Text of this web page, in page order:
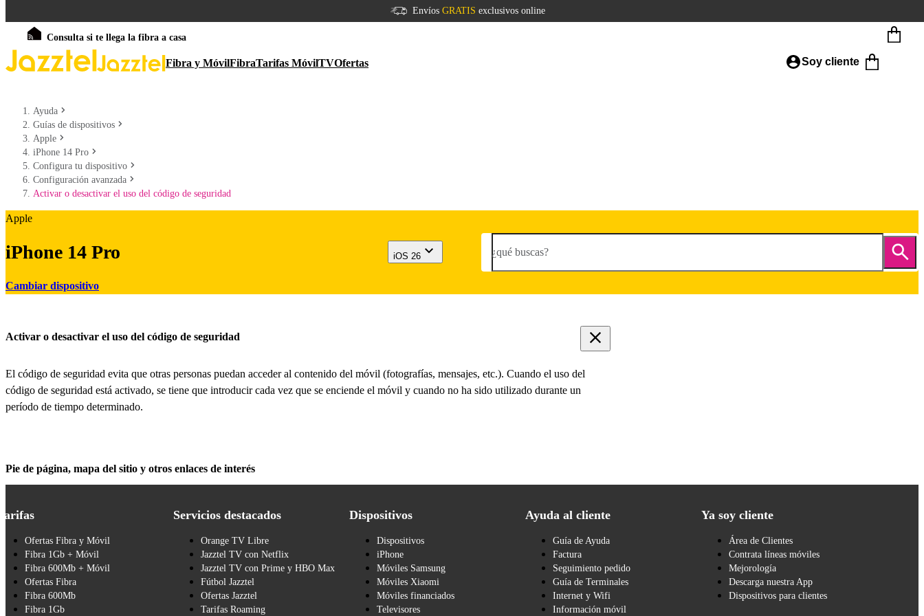
Envíos GRATIS exclusivos online
Consulta si te llega la fibra a casa
Fibra y MóvilFibraTarifas MóvilTVOfertas Soy cliente
Ayuda
Guías de dispositivos
Apple
iPhone 14 Pro
Configura tu dispositivo
Configuración avanzada
Activar o desactivar el uso del código de seguridad
Apple
iPhone 14 Pro
Cambiar dispositivo
iOS 26 ¿qué buscas?
Activar o desactivar el uso del código de seguridad
El código de seguridad evita que otras personas puedan acceder al contenido del móvil (fotografías, mensajes, etc.). Cuando el uso del
código de seguridad está activado, se tiene que introducir cada vez que se enciende el móvil y cuando no ha sido utilizado durante un
período de tiempo determinado.
Pie de página, mapa del sitio y otros enlaces de interés
Ofertas Fibra y Móvil
Fibra 1Gb + Móvil
Fibra 600Mb + Móvil
Ofertas Fibra
Fibra 600Mb
Fibra 1Gb
Servicios destacados
Orange TV Libre
Jazztel TV con Netflix
Jazztel TV con Prime y HBO Max
Fútbol Jazztel
Ofertas Jazztel
Tarifas Roaming
Dispositivos
Dispositivos
iPhone
Móviles Samsung
Móviles Xiaomi
Móviles financiados
Televisores
Ayuda al cliente
Guía de Ayuda
Factura
Seguimiento pedido
Guía de Terminales
Internet y Wifi
Información móvil
Ya soy cliente
Área de Clientes
Contrata líneas móviles
Mejorología
Descarga nuestra App
Dispositivos para clientes